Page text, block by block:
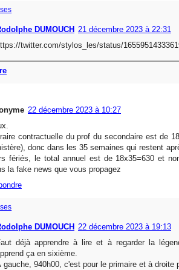
DUMOUCH 21 décembre 2023 à 22:31
twitter.com/stylos_les/status/
22 décembre 2023 à 10:27
contractuelle du prof du secondaire est de
donc dans les 35 semaines qui restent
fériés, le total annuel est de 18x35=630 et
la fake news que vous propagez
DUMOUCH 22 décembre 2023 à 19:13
déjà apprendre à lire et à regarder la
ça en sixième.
gauche, 940h00, c'est pour le primaire et à droite